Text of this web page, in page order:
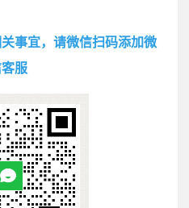
事宜，请微信扫码添加微
服